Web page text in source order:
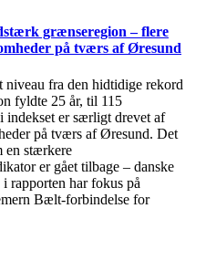
grænseregion – flere
på tværs af Øresund
niveau fra den hidtidige rekord
fyldte 25 år, til 115
er særligt drevet af
på tværs af Øresund. Det
en stærkere
er gået tilbage – danske
rapporten har fokus på
Bælt-forbindelse for